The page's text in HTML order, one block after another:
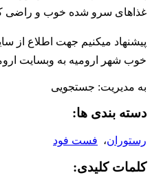
غذاهای سرو شده خوب و راضی
پیشنهاد میکنیم جهت اطلاع از
خوب شهر ارومیه به وبسایت
به مدیریت: جستجویی
دسته بندی ها:
رستوران، فست فود
کلمات کلیدی: